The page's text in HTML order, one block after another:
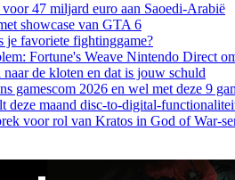
47 miljard euro aan Saoedi-Arabië
showcase van GTA 6
je favoriete fightinggame?
Fortune's Weave Nintendo Direct
de kloten en dat is jouw schuld
gamescom 2026 en wel met deze 9
deze maand disc-to-digital-
voor rol van Kratos in God of War-